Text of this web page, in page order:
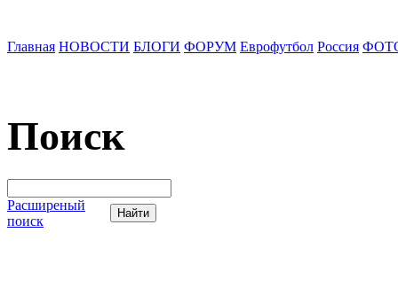
Главная НОВОСТИ БЛОГИ ФОРУМ Еврофутбол Россия
Поиск
Расширеный
поиск